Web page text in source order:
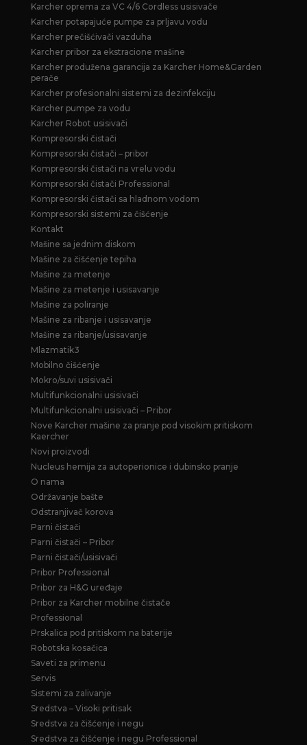
Karcher oprema za VC 4/6 Cordless usisivače
Karcher potapajuće pumpe za prljavu vodu
Karcher prečišćivači vazduha
Karcher pribor za ekstracione mašine
Karcher produžena garancija za Karcher Home&Garden
perače
Karcher profesionalni sistemi za dezinfekciju
Karcher pumpe za vodu
Karcher Robot usisivači
Kompresorski čistači
Kompresorski čistači – pribor
Kompresorski čistači na vrelu vodu
Kompresorski čistači Professional
Kompresorski čistači sa hladnom vodom
Kompresorski sistemi za čišćenje
Kontakt
Mašine sa jednim diskom
Mašine za čišćenje tepiha
Mašine za metenje
Mašine za metenje i usisavanje
Mašine za poliranje
Mašine za ribanje i usisavanje
Mašine za ribanje/usisavanje
Mlazmatik3
Mobilno čišćenje
Mokro/suvi usisivači
Multifunkcionalni usisivači
Multifunkcionalni usisivači – Pribor
Nove Karcher mašine za pranje pod visokim pritiskom
Kaercher
Novi proizvodi
Nucleus hemija za autoperionice i dubinsko pranje
O nama
Održavanje bašte
Odstranjivač korova
Parni čistači
Parni čistači – Pribor
Parni čistači/usisivači
Pribor Professional
Pribor za H&G uređaje
Pribor za Karcher mobilne čistače
Professional
Prskalica pod pritiskom na baterije
Robotska kosačica
Saveti za primenu
Servis
Sistemi za zalivanje
Sredstva – Visoki pritisak
Sredstva za čišćenje i negu
Sredstva za čišćenje i negu Professional